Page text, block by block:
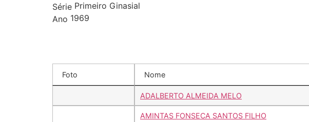
Série Primeiro Ginasial
Ano 1969
Foto
Nome
ADALBERTO ALMEIDA MELO
AMINTAS FONSECA SANTOS FILHO